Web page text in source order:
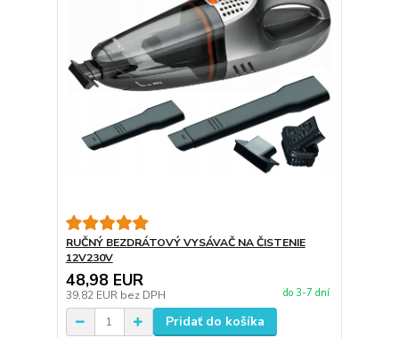
RUČNÝ BEZDRÁTOVÝ VYSÁVAČ NA ČISTENIE
12V230V
48,98 EUR
39,82 EUR bez DPH do 3-7 dní
Pridať do košíka